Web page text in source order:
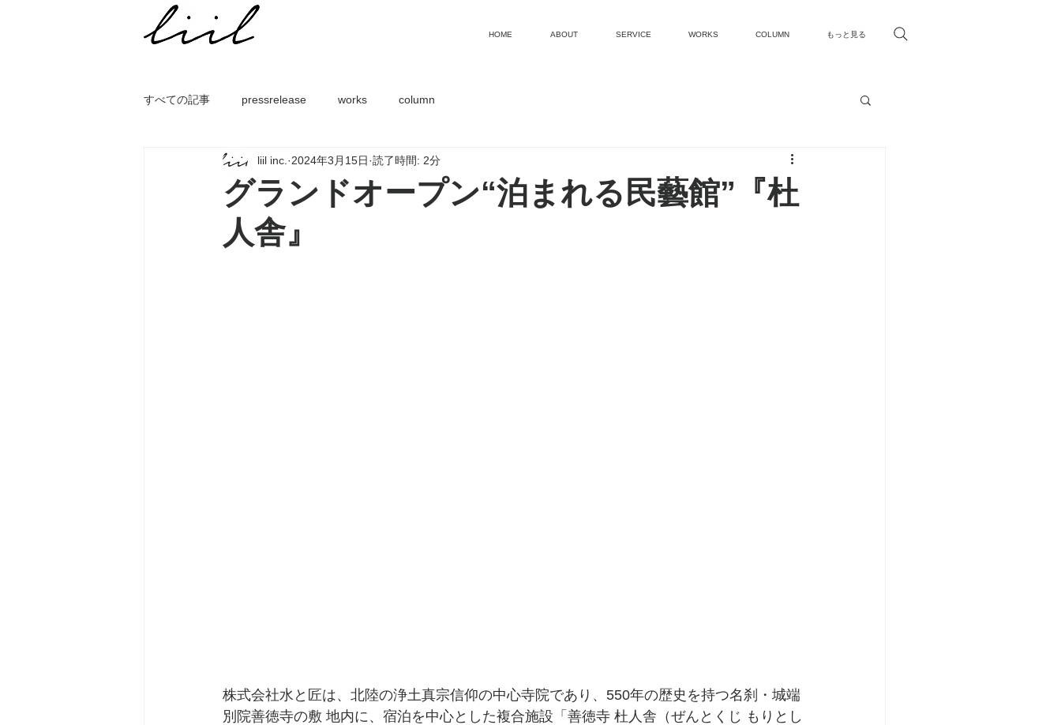
HOME ABOUT SERVICE WORKS COLUMN もっと見る
すべての記事 pressrelease works column
グランドオープン“泊まれる民藝館”『杜
人舎』
liil inc. 2024年3月15日 読了時間: 2分
株式会社水と匠は、北陸の浄土真宗信仰の中心寺院であり、550年の歴史を持つ名刹・城端
別院善徳寺の敷 地内に、宿泊を中心とした複合施設「善徳寺 杜人舎（ぜんとくじ もりとし